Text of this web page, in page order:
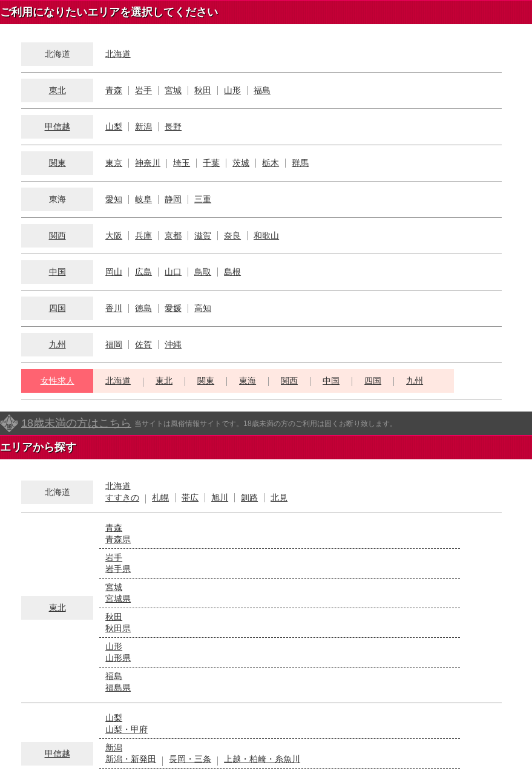
ご利用になりたいエリアを選択してください
北海道 北海道
東北 青森 岩手 宮城 秋田 山形 福島
甲信越 山梨 新潟 長野
関東 東京 神奈川 埼玉 千葉 茨城 栃木 群馬
東海 愛知 岐阜 静岡 三重
関西 大阪 兵庫 京都 滋賀 奈良 和歌山
中国 岡山 広島 山口 鳥取 島根
四国 香川 徳島 愛媛 高知
九州 福岡 佐賀 沖縄
女性求人 北海道 東北 関東 東海 関西 中国 四国 九州
18歳未満の方はこちら 当サイトは風俗情報サイトです。18歳未満の方のご利用は固くお断り致します。
エリアから探す
北海道
北海道
すすきの
札幌 帯広 旭川 釧路 北見
東北
青森
青森県
岩手
岩手県
宮城
宮城県
秋田
秋田県
山形
山形県
福島
福島県
甲信越
山梨
山梨・甲府
新潟
新潟・新発田
長岡・三条
上越・柏崎・糸魚川